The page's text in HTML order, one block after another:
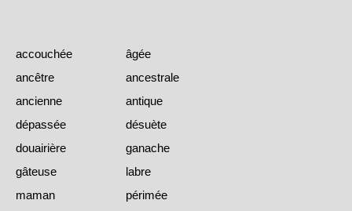
accouchée
âgée
ancêtre
ancestrale
ancienne
antique
dépassée
désuète
douairière
ganache
gâteuse
labre
maman
périmée